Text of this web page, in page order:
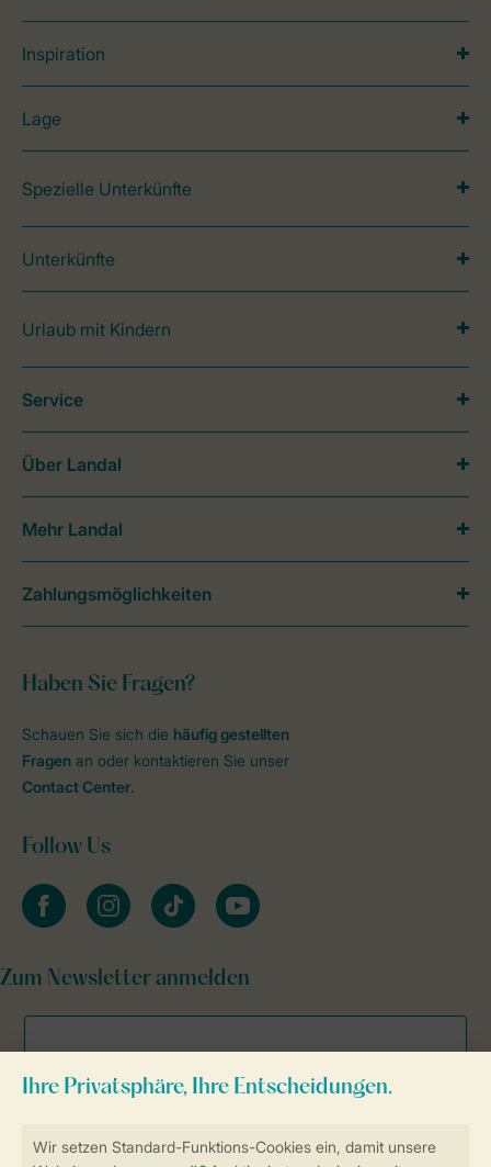
Inspiration
Lage
Spezielle Unterkünfte
Unterkünfte
Urlaub mit Kindern
Haben Sie Fragen?
Schauen Sie sich die häufig gestellten
Fragen an oder kontaktieren Sie unser
Contact Center.
Follow Us
facebookinstagramtiktok youtube
Zum Newsletter anmelden
Service
Über Landal
Mehr Landal
Zahlungsmöglichkeiten